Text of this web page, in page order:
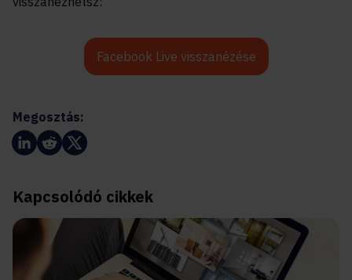
Facebook Live visszanézése
Megosztás:
Kapcsolódó cikkek